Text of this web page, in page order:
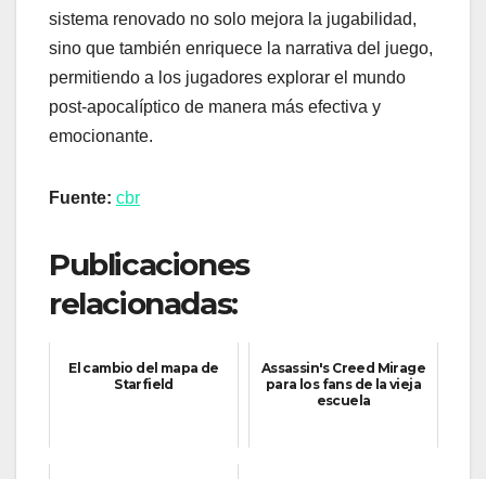
sistema renovado no solo mejora la jugabilidad,
sino que también enriquece la narrativa del juego,
permitiendo a los jugadores explorar el mundo
post-apocalíptico de manera más efectiva y
emocionante.
Fuente: cbr
Publicaciones
relacionadas:
El cambio del mapa de
Starfield
Assassin's Creed Mirage
para los fans de la vieja
escuela